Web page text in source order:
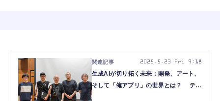
生成AIが切り拓く未来：開発、アート、
そして「俺アプリ」の世界とは？ テク
2025.5.23 Fri 9:18